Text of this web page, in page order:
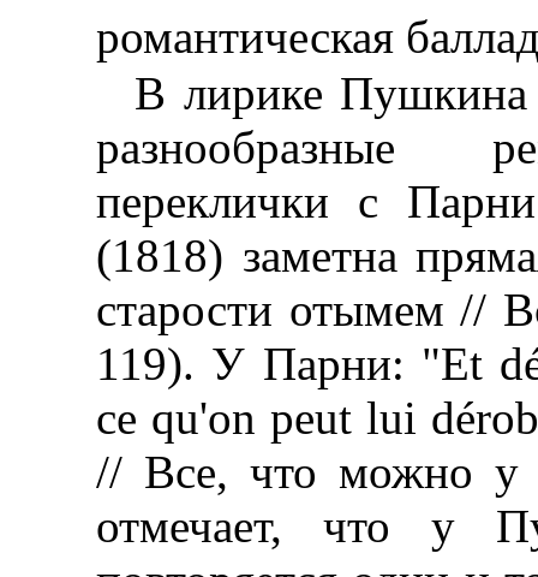
романтическая
В лирике Пушкина
разнообразные
переклички с
(1818) заметна
старости отымем //
119). У Парни: "Et
ce qu'on peut lui
// Все, что можно у
отмечает, что у